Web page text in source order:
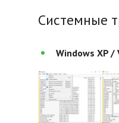
Системные
Windows XP